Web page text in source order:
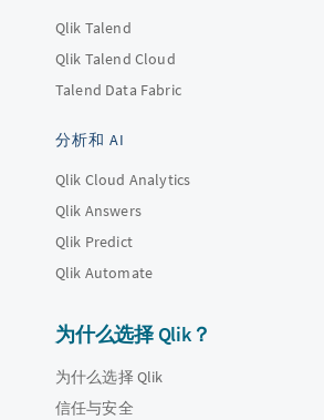
Qlik Talend
Qlik Talend Cloud
Talend Data Fabric
分析和 AI
Qlik Cloud Analytics
Qlik Answers
Qlik Predict
Qlik Automate
为什么选择 Qlik？
为什么选择 Qlik
信任与安全